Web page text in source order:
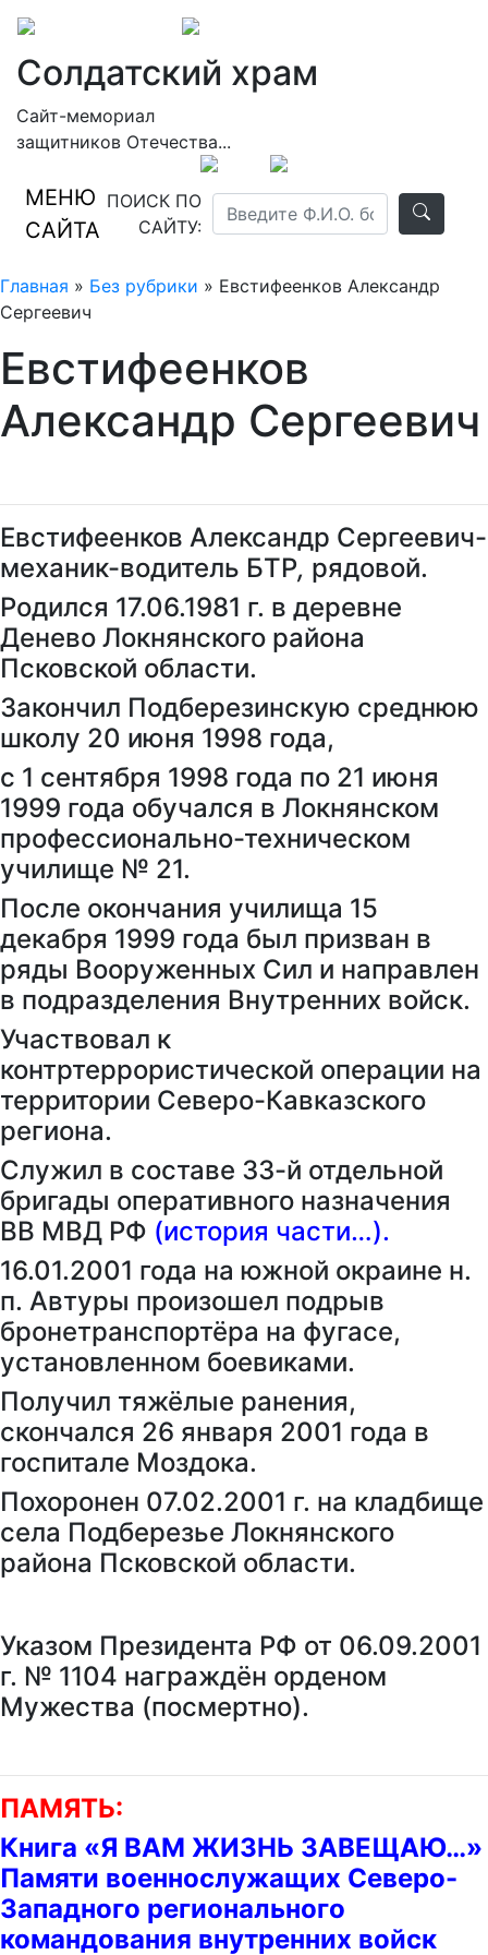
Солдатский храм
Сайт-мемориал
защитников Отечества...
МЕНЮ
САЙТА
ПОИСК ПО
САЙТУ:
Главная » Без рубрики » Евстифеенков Александр
Сергеевич
Евстифеенков
Александр Сергеевич
Евстифеенков Александр Сергеевич-
механик-водитель БТР, рядовой.
Родился 17.06.1981 г. в деревне
Денево Локнянского района
Псковской области.
Закончил Подберезинскую среднюю
школу 20 июня 1998 года,
с 1 сентября 1998 года по 21 июня
1999 года обучался в Локнянском
профессионально-техническом
училище № 21.
После окончания училища 15
декабря 1999 года был призван в
ряды Вооруженных Сил и направлен
в подразделения Внутренних войск.
Участвовал к
контртеррористической операции на
территории Северо-Кавказского
региона.
Служил в составе 33-й отдельной
бригады оперативного назначения
ВВ МВД РФ (история части…).
16.01.2001 года на южной окраине н.
п. Автуры произошел подрыв
бронетранспортёра на фугасе,
установленном боевиками.
Получил тяжёлые ранения,
скончался 26 января 2001 года в
госпитале Моздока.
Похоронен 07.02.2001 г. на кладбище
села Подберезье Локнянского
района Псковской области.
Указом Президента РФ от 06.09.2001
г. № 1104 награждён орденом
Мужества (посмертно).
ПАМЯТЬ:
Книга «Я ВАМ ЖИЗНЬ ЗАВЕЩАЮ…»
Памяти военнослужащих Северо-
Западного регионального
командования внутренних войск